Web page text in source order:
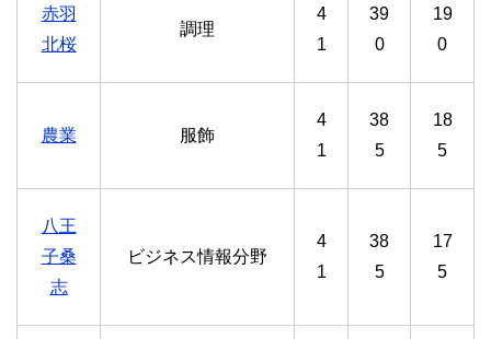
赤羽
北桜
調理
4
1
39
0
19
0
農業 服飾
4
1
38
5
18
5
八王
子桑
志
ビジネス情報分野
4
1
38
5
17
5